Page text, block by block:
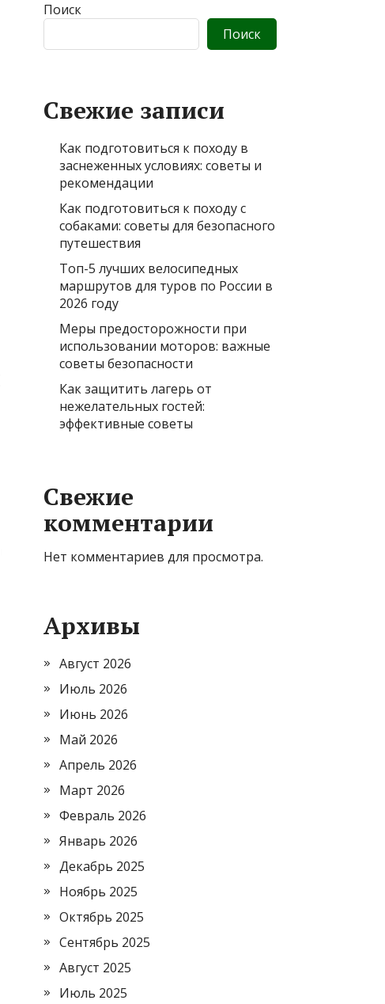
Поиск
Поиск
Свежие записи
Как подготовиться к походу в
заснеженных условиях: советы и
рекомендации
Как подготовиться к походу с
собаками: советы для безопасного
путешествия
Топ-5 лучших велосипедных
маршрутов для туров по России в
2026 году
Меры предосторожности при
использовании моторов: важные
советы безопасности
Как защитить лагерь от
нежелательных гостей:
эффективные советы
Свежие
комментарии
Нет комментариев для просмотра.
Архивы
Август 2026
Июль 2026
Июнь 2026
Май 2026
Апрель 2026
Март 2026
Февраль 2026
Январь 2026
Декабрь 2025
Ноябрь 2025
Октябрь 2025
Сентябрь 2025
Август 2025
Июль 2025